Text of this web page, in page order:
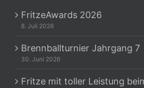
FritzeAwards 2026
8. Juli 2026
Brennballturnier Jahrgang 7
30. Juni 2026
Fritze mit toller Leistung